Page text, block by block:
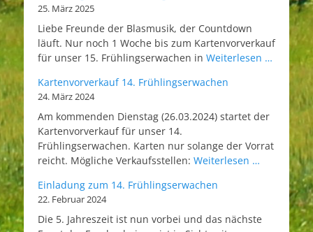
25. März 2025
Liebe Freunde der Blasmusik, der Countdown
läuft. Nur noch 1 Woche bis zum Kartenvorverkauf
für unser 15. Frühlingserwachen in Weiterlesen …
Kartenvorverkauf 14. Frühlingserwachen
24. März 2024
Am kommenden Dienstag (26.03.2024) startet der
Kartenvorverkauf für unser 14.
Frühlingserwachen. Karten nur solange der Vorrat
reicht. Mögliche Verkaufsstellen: Weiterlesen …
Einladung zum 14. Frühlingserwachen
22. Februar 2024
Die 5. Jahreszeit ist nun vorbei und das nächste